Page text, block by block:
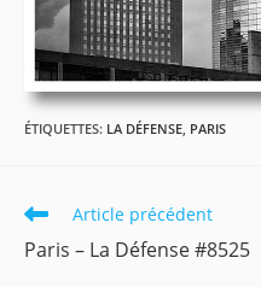
ÉTIQUETTES: LA DÉFENSE PARIS
Read
articles
Article précédent
Paris – La Défense #8525